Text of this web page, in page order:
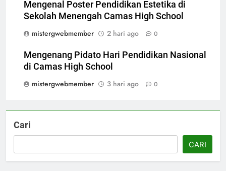
Mengenal Poster Pendidikan Estetika di
Sekolah Menengah Camas High School
mistergwebmember
2 hari ago 0
Mengenang Pidato Hari Pendidikan Nasional
di Camas High School
mistergwebmember
3 hari ago 0
Cari
CARI